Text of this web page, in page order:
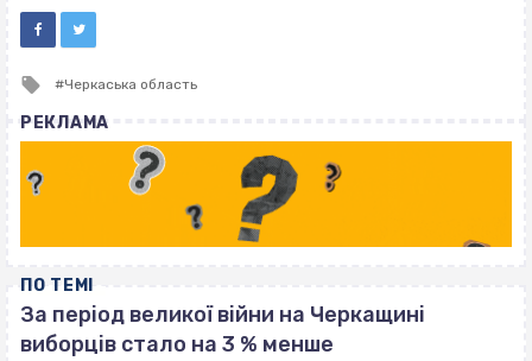
Tagged
Черкаська область
РЕКЛАМА
ПО ТЕМІ
За період великої війни на Черкащині
виборців стало на 3 % менше